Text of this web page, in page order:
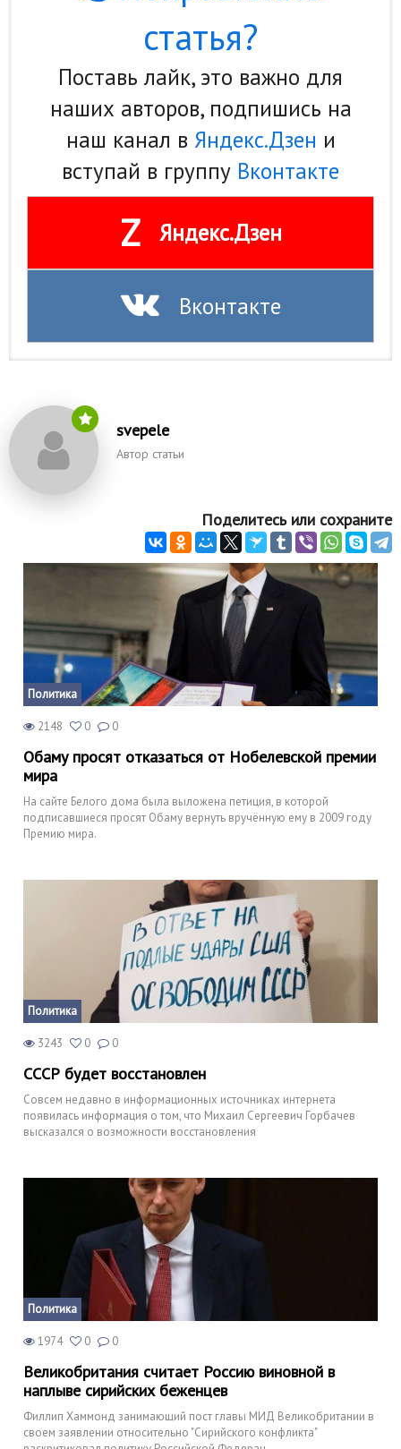
статья?
Поставь лайк, это важно для
наших авторов, подпишись на
наш канал в Яндекс.Дзен и
вступай в группу Вконтакте
Z Яндекс.Дзен
Вконтакте
svepele
Автор статьи
Поделитесь или сохраните
Политика
2148 0 0
Обаму просят отказаться от Нобелевской премии
мира
На сайте Белого дома была выложена петиция, в которой
подписавшиеся просят Обаму вернуть вручённую ему в 2009 году
Премию мира.
Политика
3243 0 0
СССР будет восстановлен
Совсем недавно в информационных источниках интернета
появилась информация о том, что Михаил Сергеевич Горбачев
высказался о возможности восстановления
Политика
1974 0 0
Великобритания считает Россию виновной в
наплыве сирийских беженцев
Филлип Хаммонд занимающий пост главы МИД Великобритании в
своем заявлении относительно "Сирийского конфликта"